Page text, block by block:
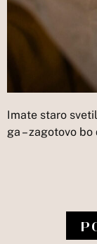
Imate staro
ga – zagotovo